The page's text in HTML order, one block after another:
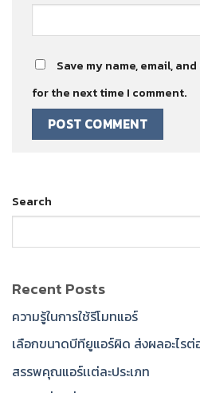
Save my name, email,
for the next time I comment.
Search
Recent Posts
ความรู้ในการใช้รีโมทแอร์
เลือกขนาดบีทียูแอร์ผิด ส่งผลอะไรต่
สรรพคุณแอร์เเต่ละประเภท